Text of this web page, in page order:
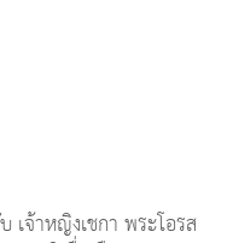
เจ้าหญิงเชกา พระโอรส